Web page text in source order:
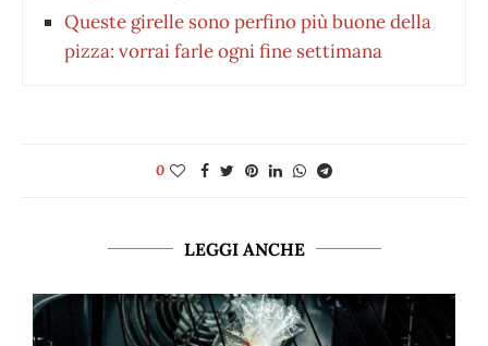
Queste girelle sono perfino più buone della
pizza: vorrai farle ogni fine settimana
0
LEGGI ANCHE